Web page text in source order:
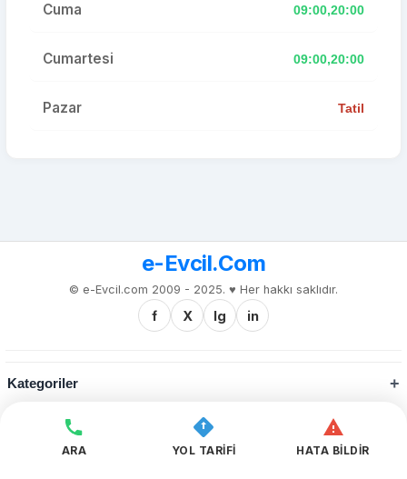
Cuma 09:00,20:00
Cumartesi 09:00,20:00
Pazar Tatil
ARA YOL TARİFİ HATA BİLDİR
e-Evcil.Com
© e-Evcil.com 2009 - 2025. ♥️ Her hakkı saklıdır.
f X Ig in
Kategoriler
Kurumsal